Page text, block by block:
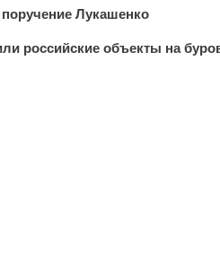
Лукашенко
российские объекты на